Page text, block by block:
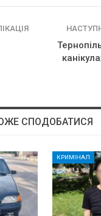
СПОДОБАТИСЯ
КРИМІНАЛ